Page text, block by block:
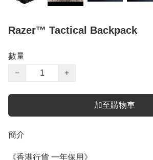
Razer™ Tactical Backpack
數量
−
+
加至購物車
簡介
《香港行貨 一年保用》